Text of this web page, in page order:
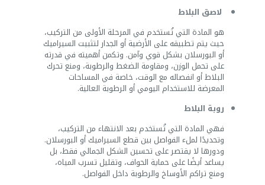
لاصق البلاط
هو المادة التي تُستخدم في المرحلة الأولى من التركيب،
حيث يتم تطبيقه على الأرضية أو الجدار لتثبيت السيراميك
أو البورسلان بشكل قوي وآمن. وتكمن أهميته في قدرته
على تحمل الوزن، ومقاومة الضغط والرطوبة، ومنع تحرك
البلاط أو انفصاله مع الوقت، خاصة في المساحات
المعرضة للاستخدام اليومي أو الرطوبة العالية.
روبة البلاط
فهي المادة التي تُستخدم بعد الانتهاء من التركيب،
وتحديدًا لملء الفواصل بين قطع السيراميك أو البورسلان.
ودورها لا يقتصر على تحسين الشكل الجمالي فقط، بل
يساعد أيضًا على حماية الحواف، وتقليل تسرب المياه،
ومنع تراكم الأوساخ والرطوبة داخل الفواصل.